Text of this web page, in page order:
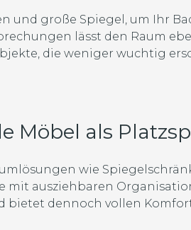
und große Spiegel, um Ihr
lässt den Raum
die weniger wuchtig
Möbel als
wie
mit ausziehbaren
bietet dennoch vollen